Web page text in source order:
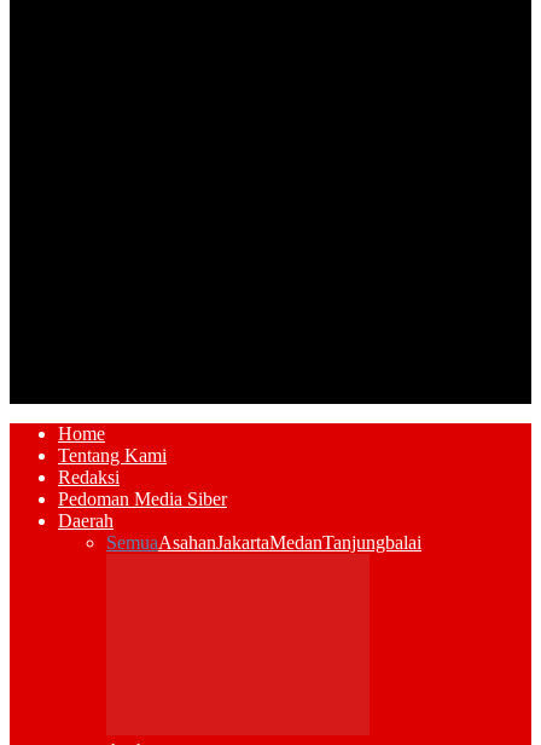
Home
Tentang Kami
Redaksi
Pedoman Media Siber
Daerah
SemuaAsahanJakartaMedanTanjungbalai